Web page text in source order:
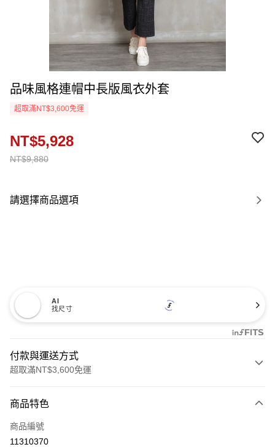
品味風格連帽中長版風衣外套
超取滿NT$3,600免運
NT$9,880
NT$5,928
請選擇商品選項
AI
找尺寸
付款與運送方式
超取滿NT$3,600免運
信用卡一次付款
信用卡分期付款
商品特色
商品編號
11310370